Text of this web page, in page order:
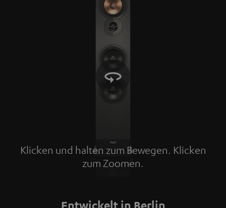
Klicken und halten zum Bewegen. Klicken
zum Zoomen.
Tap to zoom
Entwickelt in Berlin